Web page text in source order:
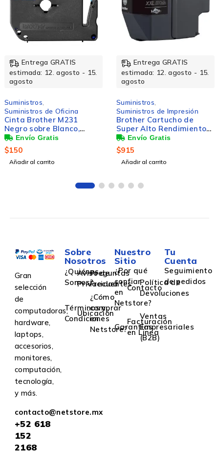
Entrega GRATIS
estimada: 12. agosto - 15.
agosto
Suministros
Suministros de Impresión
Brother Cartucho de
Super Alto Rendimiento
LC3019BK Negro, 3000
Añadir al carrito
Entrega GRATIS
estimada: 12. agosto
agosto
Suministros
Suministros de Oficina
Brother Etiquetas de
Papel Continuo
Negro sobre Blanco,
Añadir al carrito
Gran
selección
de
computadoras,
hardware,
laptops,
accesorios,
monitores,
computación,
tecnología,
y más.
contacto@netstore.mx
+52 618
152
2168
Sobre
Nosotros
¿Quiénes
Somos?
Aviso de
Privacidad
Preguntas
Frecuentes
Términos y
Condiciones
Ubicación
¿Cómo
comprar
en
Netstore?
Nuestro
Sitio
¿Por qué
confiar
en
Netstore?
Contacto
Política de
Devoluciones
Garantías
Facturación
en Linea
Ventas
Empresariales
(B2B)
Tu
Cuenta
Seguimiento
de pedidos